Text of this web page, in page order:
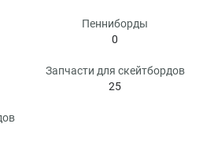
Пенниборды
0
Запчасти для скейтбордов
25